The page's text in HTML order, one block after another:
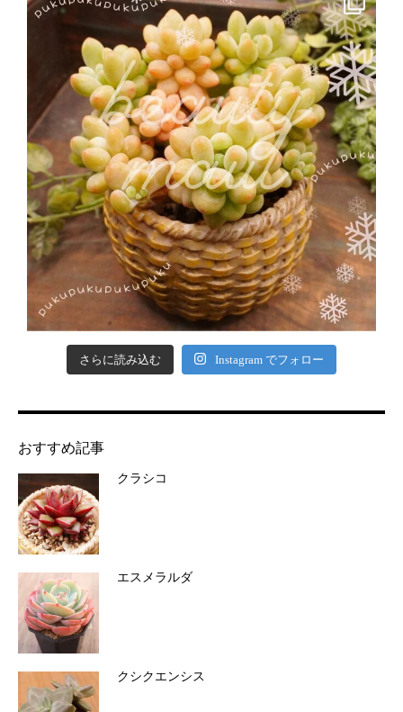
さらに読み込む Instagram でフォロー
おすすめ記事
クラシコ
エスメラルダ
クシクエンシス